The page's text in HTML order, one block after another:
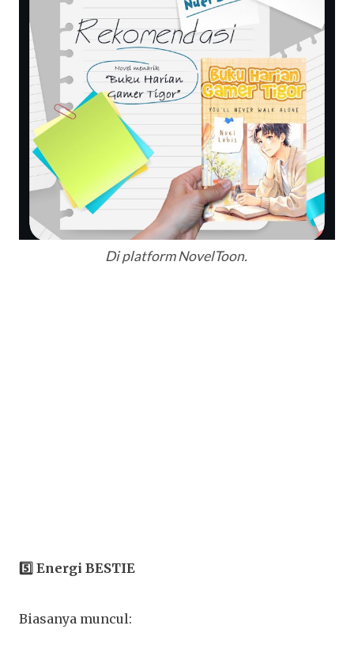
DiplatformNovelToon.
5️⃣ Energi BESTIE
Biasanya muncul: